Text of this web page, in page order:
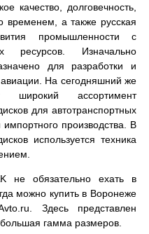
качество, долговечность,
временем, а также русская
промышленности с
ресурсов. Изначально
для разработки и
авиации. На сегодняшний же
ассортимент
для автотранспортных
импортного производства. В
используется техника
не обязательно ехать в
можно купить в Воронеже
Здесь представлен
гамма размеров.